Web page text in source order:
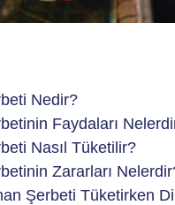
Nedir?
Faydaları
Nasıl Tüketilir?
Zararları
Şerbeti Tüketirken